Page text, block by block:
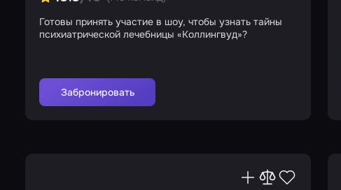
Готовы принять участие в шоу, чтобы узнать тайны
психиатрической лечебницы «Коллингвуд»?
Забронировать